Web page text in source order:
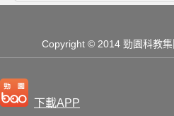
Copyright© 2014 勁園科教集
下載APP